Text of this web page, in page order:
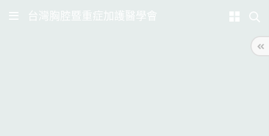
台灣胸腔暨重症加護醫學會